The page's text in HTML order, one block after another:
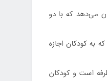
می‌دهد که با دو
به کودکان اجازه
است و کودکان